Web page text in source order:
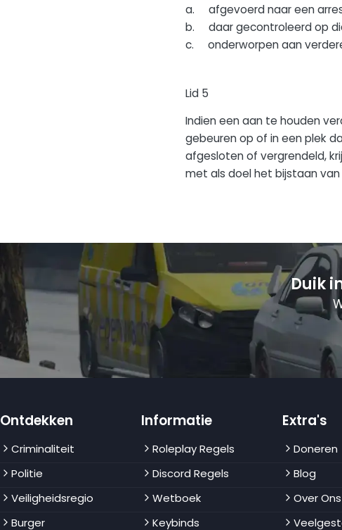
a. afgevoerd naar een
b. daar gecontroleerd op
c. onderworpen aan
Lid 5
Indien een aan te houden
gebeuren op of in een plek
afgesloten of vergrendeld,
met als doel het bijstaan
Duik
Ontdekken
Criminaliteit
Politie
Veiligheidsregio
Burger
Informatie
Roleplay Regels
Discord Regels
Wetboek
Keybinds
Extra's
Doneren
Blog
Over Ons